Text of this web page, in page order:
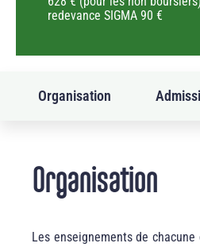
redevance SIGMA 90 €
Organisation
Organisation
Les enseignements de chacune